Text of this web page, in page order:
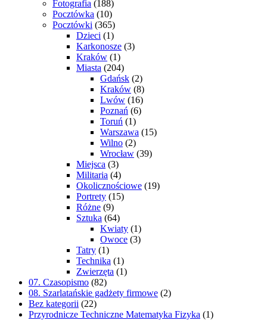
Fotografia (188)
Pocztówka (10)
Pocztówki (365)
Dzieci (1)
Karkonosze (3)
Kraków (1)
Miasta (204)
Gdańsk (2)
Kraków (8)
Lwów (16)
Poznań (6)
Toruń (1)
Warszawa (15)
Wilno (2)
Wrocław (39)
Miejsca (3)
Militaria (4)
Okolicznościowe (19)
Portrety (15)
Różne (9)
Sztuka (64)
Kwiaty (1)
Owoce (3)
Tatry (1)
Technika (1)
Zwierzęta (1)
07. Czasopismo (82)
08. Szarlatańskie gadżety firmowe (2)
Bez kategorii (22)
Przyrodnicze Techniczne Matematyka Fizyka (1)